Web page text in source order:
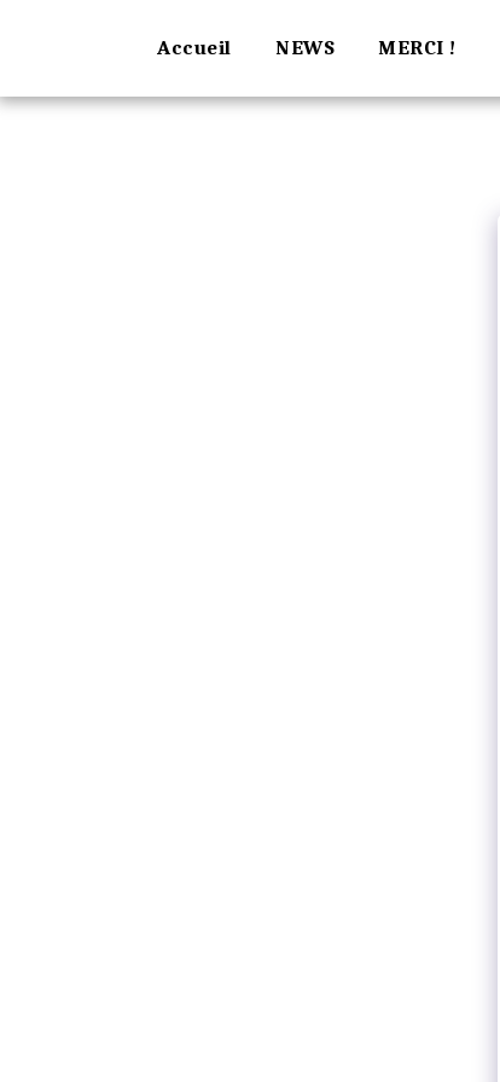
Accueil NEWS MERCI !